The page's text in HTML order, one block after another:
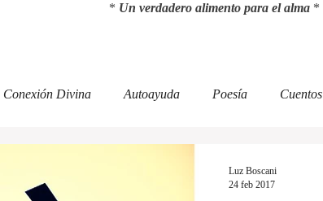
* Un verdadero alimento para el alma *
Conexión Divina Autoayuda Poesía Cuentos
Luz Boscani
24 feb 2017